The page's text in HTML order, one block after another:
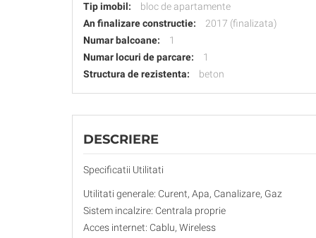
Tip imobil:
bloc de apartamente
An finalizare constructie:
2017 (finalizata)
Numar balcoane:
1
Numar locuri de parcare:
1
Structura de rezistenta:
beton
DESCRIERE
Specificatii Utilitati
Utilitati generale: Curent, Apa, Canalizare, Gaz
Sistem incalzire: Centrala proprie
Acces internet: Cablu, Wireless